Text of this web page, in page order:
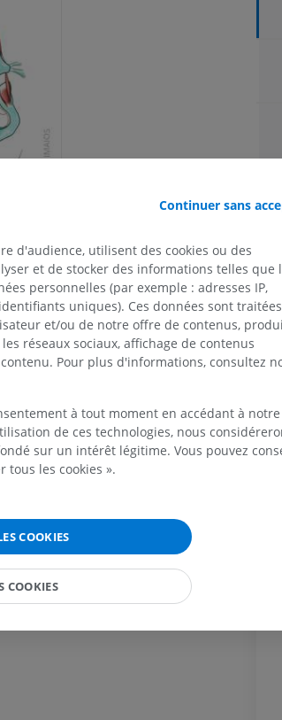
Membre inférieur
Illustrations
PREMIUM
Radiographies du membre
Radiographies
Continuer sans
d'audience, utilisent des cookies ou des
et de stocker des informations telles que
personnelles (par exemple : adresses IP,
uniques). Ces données sont
et/ou de notre offre de contenus,
réseaux sociaux, affichage de contenus
Pour plus d'informations, consultez
à tout moment en accédant à notre
de ces technologies, nous
sur un intérêt légitime. Vous pouvez
tous les cookies ».
COOKIES
COOKIES